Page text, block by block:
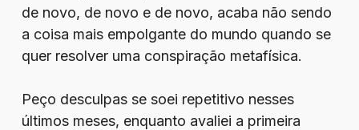
de novo, de novo e de novo, acaba não sendo
a coisa mais empolgante do mundo quando se
quer resolver uma conspiração metafísica.
Peço desculpas se soei repetitivo nesses
últimos meses, enquanto avaliei a primeira